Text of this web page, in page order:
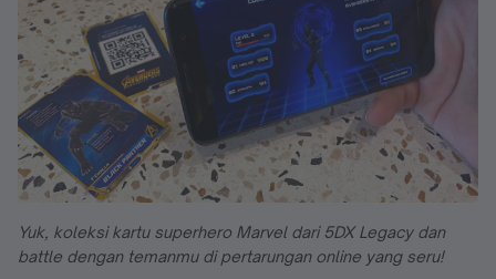
Yuk, koleksi kartu superhero Marvel dari 5DX Legacy dan
battle dengan temanmu di pertarungan online yang seru!